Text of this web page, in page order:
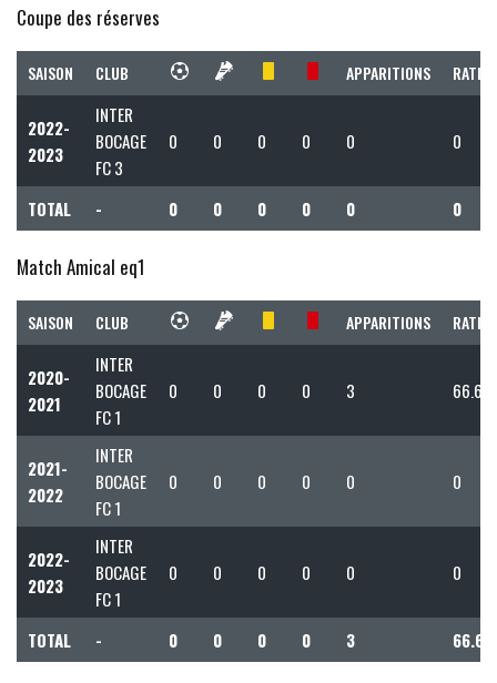
Coupe des réserves
SAISON CLUB APPARITIONS RATIO
2022-
2023
INTER
BOCAGE
FC 3
0 0 0 0 0 0
TOTAL - 0 0 0 0 0 0
Match Amical eq1
SAISON CLUB APPARITIONS RATIO
2020-
2021
INTER
BOCAGE
FC 1
0 0 0 0 3 66.67
2021-
2022
INTER
BOCAGE
FC 1
0 0 0 0 0 0
2022-
2023
INTER
BOCAGE
FC 1
0 0 0 0 0 0
TOTAL - 0 0 0 0 3 66.67